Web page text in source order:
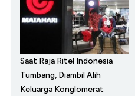
Saat Raja Ritel Indonesia
Tumbang, Diambil Alih
Keluarga Konglomerat